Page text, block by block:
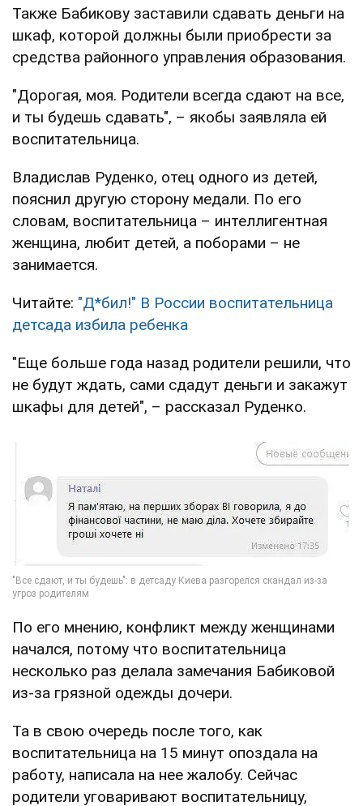
Также Бабикову заставили сдавать деньги на
шкаф, которой должны были приобрести за
средства районного управления образования.
"Дорогая, моя. Родители всегда сдают на все,
и ты будешь сдавать", – якобы заявляла ей
воспитательница.
Владислав Руденко, отец одного из детей,
пояснил другую сторону медали. По его
словам, воспитательница – интеллигентная
женщина, любит детей, а поборами – не
занимается.
Читайте: "Д*бил!" В России воспитательница
детсада избила ребенка
"Еще больше года назад родители решили, что
не будут ждать, сами сдадут деньги и закажут
шкафы для детей", – рассказал Руденко.
По его мнению, конфликт между женщинами
начался, потому что воспитательница
несколько раз делала замечания Бабиковой
из-за грязной одежды дочери.
Та в свою очередь после того, как
воспитательница на 15 минут опоздала на
работу, написала на нее жалобу. Сейчас
родители уговаривают воспитательницу,